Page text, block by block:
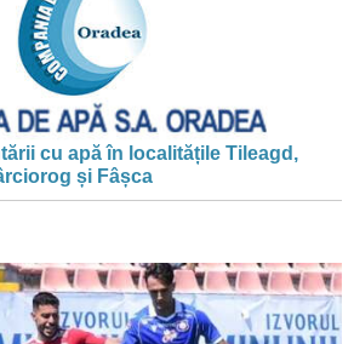
cu apă în localitățile Tileagd,
și Fâșca